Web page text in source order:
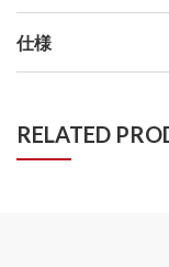
仕様
RELATED